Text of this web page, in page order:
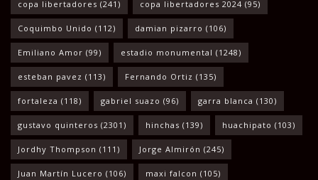
copa libertadores (241) copa libertadores 2024 (95)
Coquimbo Unido (112) damian pizarro (106)
Emiliano Amor (99) estadio monumental (1248)
esteban pavez (113) Fernando Ortiz (135)
fortaleza (118) gabriel suazo (96) garra blanca (130)
gustavo quinteros (2301) hinchas (139) huachipato (103)
Jordhy Thompson (111) Jorge Almirón (245)
Juan Martín Lucero (106) maxi falcon (105)